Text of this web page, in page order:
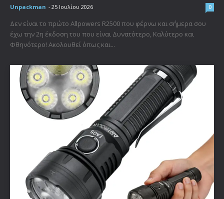
Unpackman - 25 Ιουλίου 2026 0
Δεν είναι το πρώτο Allpowers R2500 που φέρνω και σήμερα σου
έχω την 2η έκδοση του που είναι Δυνατότερο, Καλύτερο και
Φθηνότερο! Ακολουθεί όπως και...